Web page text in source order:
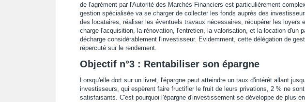
de l'agrément par l'Autorité des Marchés Financiers est particulièrement
gestion spécialisée va se charger de collecter les fonds auprès des
des locataires, réaliser les éventuels travaux nécessaires, récupérer les loyers
charge l'acquisition, la rénovation, l'entretien, la valorisation, et la location d'un
décharge considérablement l'investisseur. Evidemment, cette délégation de
répercuté sur le rendement.
Objectif n°3 : Rentabiliser son épargne
Lorsqu'elle dort sur un livret, l'épargne peut atteindre un taux d'intérêt allant
investisseurs, qui espèrent faire fructifier le fruit de leurs privations, 2 % ne
satisfaisants. C'est pourquoi l'épargne d'investissement se développe de plus